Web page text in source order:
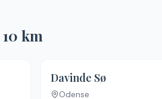
10 km
Davinde Sø
Odense